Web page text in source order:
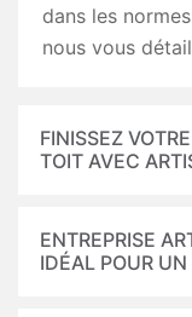
dans les
nous vous
FINISSEZ
TOIT AVEC
ENTREPRISE
IDÉAL POUR